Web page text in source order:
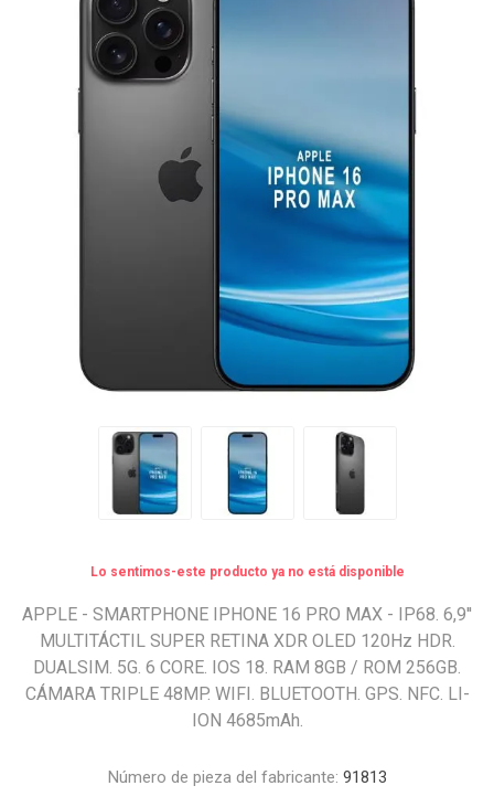
Lo sentimos-este producto ya no está disponible
APPLE - SMARTPHONE IPHONE 16 PRO MAX - IP68. 6,9''
MULTITÁCTIL SUPER RETINA XDR OLED 120Hz HDR.
DUALSIM. 5G. 6 CORE. IOS 18. RAM 8GB / ROM 256GB.
CÁMARA TRIPLE 48MP. WIFI. BLUETOOTH. GPS. NFC. LI-
ION 4685mAh.
Número de pieza del fabricante: 91813